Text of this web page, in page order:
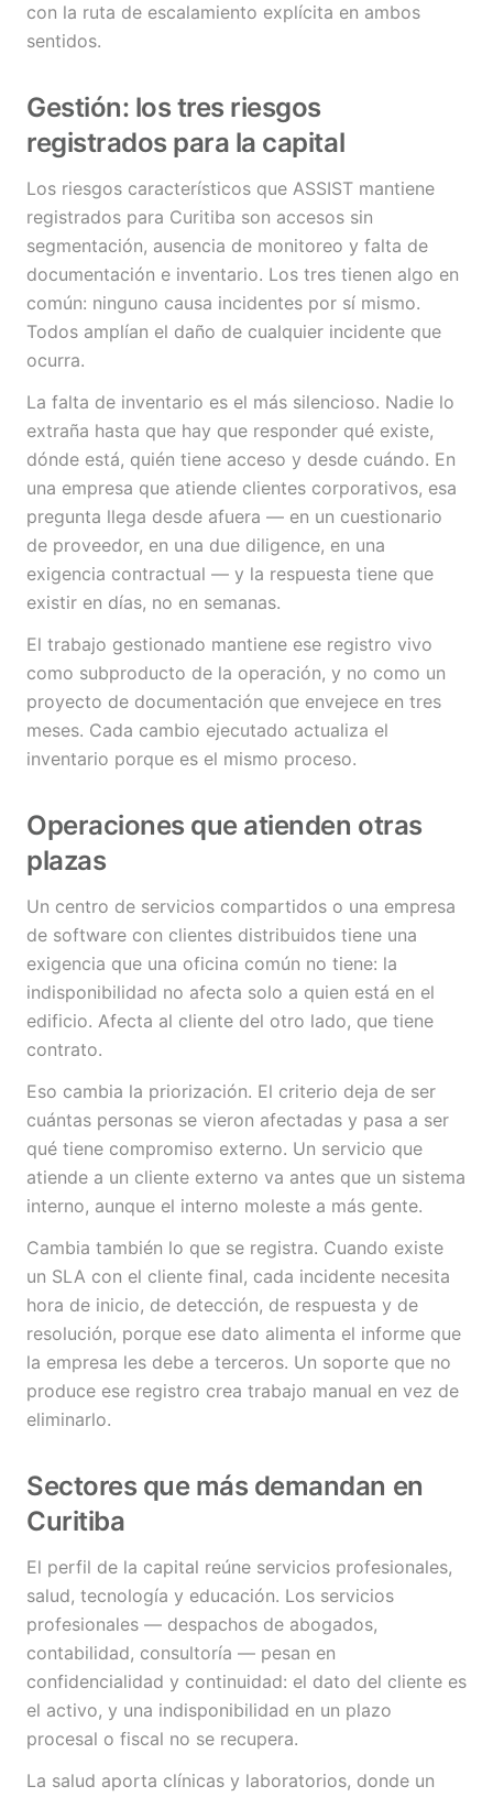
con la ruta de escalamiento explícita en ambos
sentidos.
Gestión: los tres riesgos
registrados para la capital
Los riesgos característicos que ASSIST mantiene
registrados para Curitiba son accesos sin
segmentación, ausencia de monitoreo y falta de
documentación e inventario. Los tres tienen algo en
común: ninguno causa incidentes por sí mismo.
Todos amplían el daño de cualquier incidente que
ocurra.
La falta de inventario es el más silencioso. Nadie lo
extraña hasta que hay que responder qué existe,
dónde está, quién tiene acceso y desde cuándo. En
una empresa que atiende clientes corporativos, esa
pregunta llega desde afuera — en un cuestionario
de proveedor, en una due diligence, en una
exigencia contractual — y la respuesta tiene que
existir en días, no en semanas.
El trabajo gestionado mantiene ese registro vivo
como subproducto de la operación, y no como un
proyecto de documentación que envejece en tres
meses. Cada cambio ejecutado actualiza el
inventario porque es el mismo proceso.
Operaciones que atienden otras
plazas
Un centro de servicios compartidos o una empresa
de software con clientes distribuidos tiene una
exigencia que una oficina común no tiene: la
indisponibilidad no afecta solo a quien está en el
edificio. Afecta al cliente del otro lado, que tiene
contrato.
Eso cambia la priorización. El criterio deja de ser
cuántas personas se vieron afectadas y pasa a ser
qué tiene compromiso externo. Un servicio que
atiende a un cliente externo va antes que un sistema
interno, aunque el interno moleste a más gente.
Cambia también lo que se registra. Cuando existe
un SLA con el cliente final, cada incidente necesita
hora de inicio, de detección, de respuesta y de
resolución, porque ese dato alimenta el informe que
la empresa les debe a terceros. Un soporte que no
produce ese registro crea trabajo manual en vez de
eliminarlo.
Sectores que más demandan en
Curitiba
El perfil de la capital reúne servicios profesionales,
salud, tecnología y educación. Los servicios
profesionales — despachos de abogados,
contabilidad, consultoría — pesan en
confidencialidad y continuidad: el dato del cliente es
el activo, y una indisponibilidad en un plazo
procesal o fiscal no se recupera.
La salud aporta clínicas y laboratorios, donde un